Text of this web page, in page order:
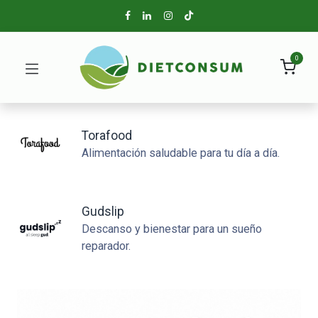
0
Torafood
Alimentación saludable para tu día a día.
Gudslip
Descanso y bienestar para un sueño
reparador.